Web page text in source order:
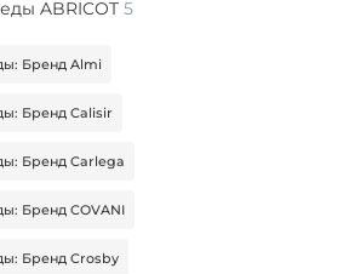
ABRICOT 5
Бренд Almi
Бренд Calisir
Бренд Carlega
Бренд COVANI
Бренд Crosby